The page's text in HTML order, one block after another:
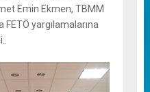
Emin Ekmen, TBMM
FETÖ yargılamalarına